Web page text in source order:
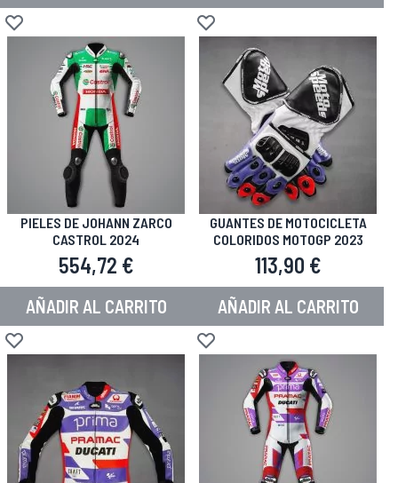
Añadir a la Lista de Deseos Añadir a la Lista de Deseos
PIELES DE JOHANN ZARCO
CASTROL 2024
554,72 €
AÑADIR AL CARRITO
Añadir a la Lista de Deseos
GUANTES DE MOTOCICLETA
COLORIDOS MOTOGP 2023
113,90 €
AÑADIR AL CARRITO
Añadir a la Lista de Deseos